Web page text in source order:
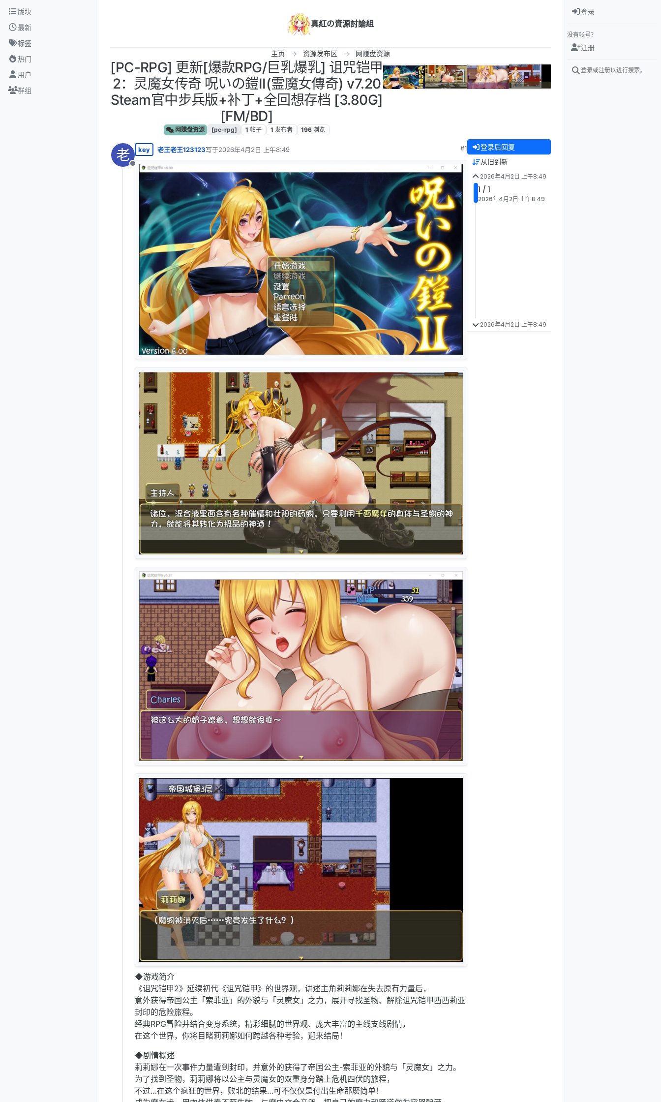
跳转至内容
版块
最新
标签
热门
用户
群组
真紅の資源討論組
主页 资源发布区 网赚盘资源
[PC-RPG] 更新[爆款RPG/巨乳爆乳] 诅咒铠甲
2：灵魔女传奇 呪いの鎧II(霊魔女傳奇) v7.20
Steam官中步兵版+补丁+全回想存档 [3.80G]
[FM/BD]
网赚盘资源 [pc-rpg] 1 帖子 1 发布者 196 浏览
老
离线
key 老王老王123123写于2026年4月2日 上午8:49
最后由 编辑
#1
◆游戏简介
《诅咒铠甲2》延续初代《诅咒铠甲》的世界观，讲述主角莉莉娜在失去原有力量后，
意外获得帝国公主「索菲亚」的外貌与「灵魔女」之力，展开寻找圣物、解除诅咒铠甲西西莉亚
封印的危险旅程。
经典RPG冒险并结合变身系统，精彩细腻的世界观、庞大丰富的主线支线剧情，
在这个世界，你将目睹莉莉娜如何跨越各种考验，迎来结局！
◆剧情概述
莉莉娜在一次事件力量遭到封印，并意外的获得了帝国公主-索菲亚的外貌与「灵魔女」之力。
为了找到圣物，莉莉娜将以公主与灵魔女的双重身分踏上危机四伏的旅程，
不过…在这个疯狂的世界，败北的结果…可不仅仅是付出生命那麽简单！
登录后回复
从旧到新
2026年4月2日 上午8:49
1 / 1
2026年4月2日 上午8:49
2026年4月2日 上午8:49
登录
没有帐号？
注册
登录或注册以进行搜索。